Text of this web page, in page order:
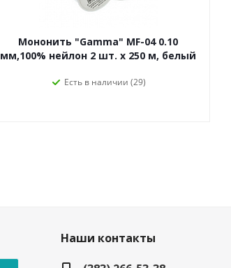
Мононить "Gamma" MF-04 0.10
мм,100% нейлон 2 шт. х 250 м, белый
Есть в наличии (29)
Наши контакты